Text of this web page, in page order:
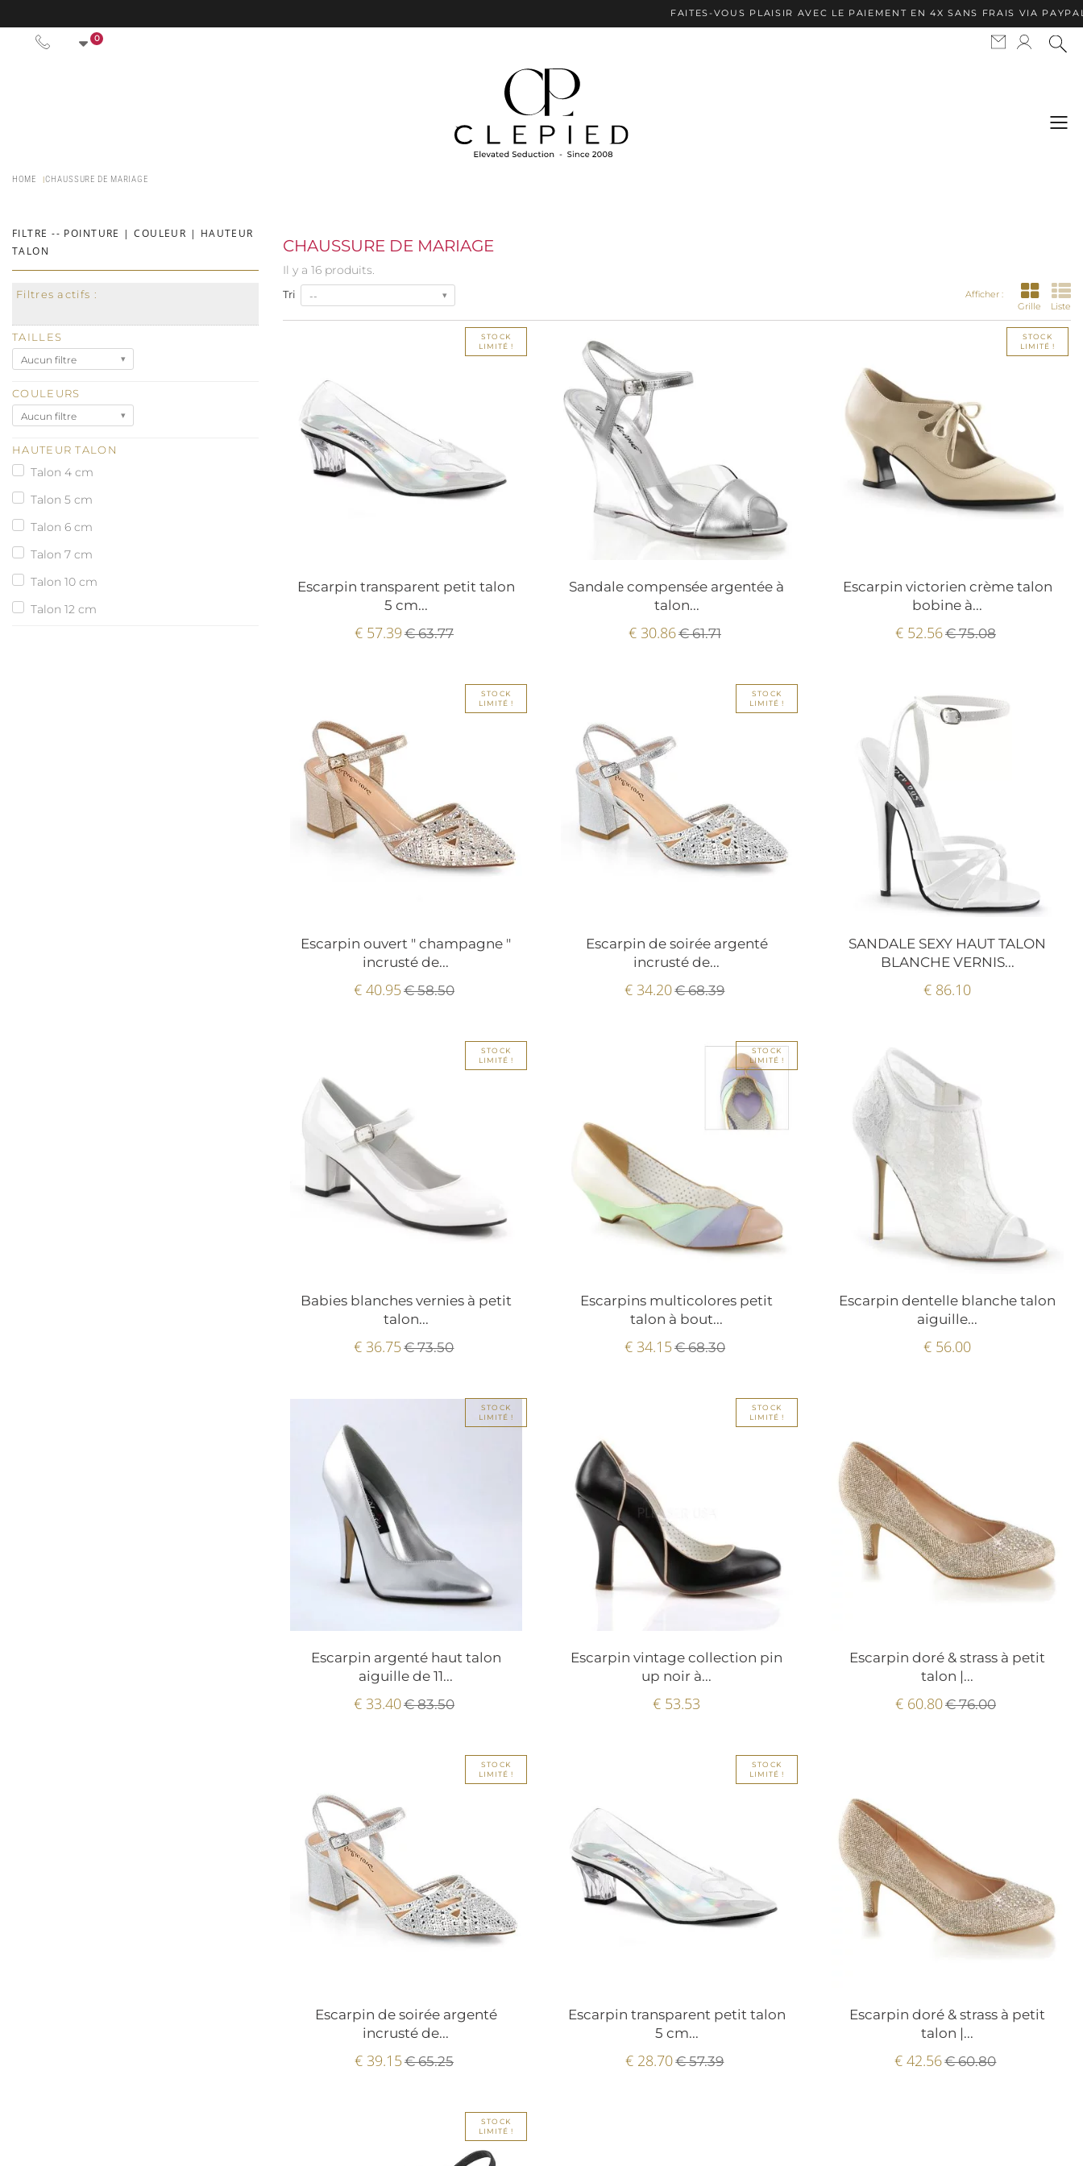
FAITES-VOUS PLAISIR AVEC LE PAIEMENT EN 4X SANS FRAIS VIA PAYPAL ✦ APPLE
0
HOME CHAUSSURE DE MARIAGE
FILTRE -- POINTURE | COULEUR | HAUTEUR
TALON
Filtres actifs :
TAILLES
Aucun filtre
COULEURS
Aucun filtre
HAUTEUR TALON
Talon 4 cm
Talon 5 cm
Talon 6 cm
Talon 7 cm
Talon 10 cm
Talon 12 cm
CHAUSSURE DE MARIAGE
Il y a 16 produits.
Afficher :
Grille
Liste
Tri --
STOCK
LIMITÉ !
Escarpin transparent petit talon
5 cm...
€ 57.39 € 63.77
Sandale compensée argentée à
talon...
€ 30.86€ 61.71
STOCK
LIMITÉ !
Escarpin victorien crème talon
bobine à...
€ 52.56€ 75.08
STOCK
LIMITÉ !
Escarpin ouvert " champagne "
incrusté de...
€ 40.95 € 58.50
STOCK
LIMITÉ !
Escarpin de soirée argenté
incrusté de...
€ 34.20€ 68.39
SANDALE SEXY HAUT TALON
BLANCHE VERNIS...
€ 86.10
STOCK
LIMITÉ !
Babies blanches vernies à petit
talon...
€ 36.75 € 73.50
STOCK
LIMITÉ !
Escarpins multicolores petit
talon à bout...
€ 34.15 € 68.30
Escarpin dentelle blanche talon
aiguille...
€ 56.00
STOCK
LIMITÉ !
Escarpin argenté haut talon
aiguille de 11...
€ 33.40€ 83.50
STOCK
LIMITÉ !
Escarpin vintage collection pin
up noir à...
€ 53.53
Escarpin doré & strass à petit
talon |...
€ 60.80€ 76.00
STOCK
LIMITÉ !
Escarpin de soirée argenté
incrusté de...
€ 39.15 € 65.25
STOCK
LIMITÉ !
Escarpin transparent petit talon
5 cm...
€ 28.70€ 57.39
Escarpin doré & strass à petit
talon |...
€ 42.56€ 60.80
STOCK
LIMITÉ !